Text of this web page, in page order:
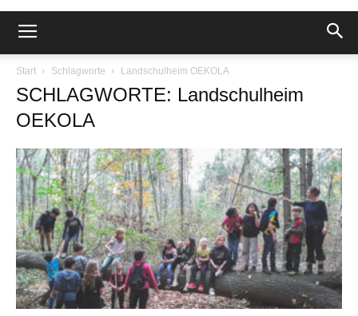
Start Schlagworte Landschulheim OEKOLA
SCHLAGWORTE: Landschulheim
OEKOLA